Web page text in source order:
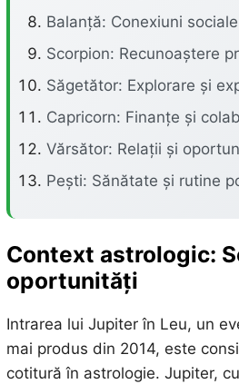
Balanță: Conexiuni sociale
Scorpion: Recunoaștere
Săgetător: Explorare și
Capricorn: Finanțe și
Vărsător: Relații și
Pești: Sănătate și rutine
Context astrologic:
oportunități
Intrarea lui Jupiter în Leu, un
mai produs din 2014, este
cotitură în astrologie. Jupiter,